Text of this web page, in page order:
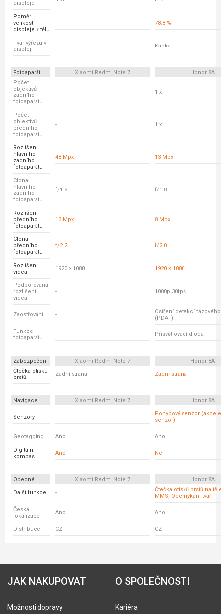
displeje
Poměr
velikosti
displeje k tělu
- 78.8 %
Tvar výřezu v
displeji
- Kapka
Fotoaparát Xiaomi Redmi Note 7
Honor 8A
Počet
objektivů
zadního
fotoaparátu
- 1 x
Počet
objektivů
předního
fotoaparátu
- 1 x
Rozlišení
hlavního
zadního
fotoaparátu
48 Mpx 13 Mpx
Clona
hlavního
zadního
fotoaparátu
f/1.8 f/1.8
Rozlišení
předního
fotoaparátu
13 Mpx 8 Mpx
Clona
předního
fotoaparátu
f/2.2 f/2.0
Rozlišení
videa
1920 × 1080 1920 × 1080
Podporovaná
rozlišení
videa
- 1080p 30fps
Zaostřování -
Ostření detekcí
(PDAF)
Funkce
fotoaparátu
- Přisvětlovací dioda
Zabezpečení Xiaomi Redmi Note 7
Honor 8A
Čtečka otisku
prstů
Zadní strana Zadní strana
Navigace Xiaomi Redmi Note 7 Honor 8A
Senzory -
Pohybový senzor
senzor)
Geotagging Ano Ano
Digitální
kompas
Ano Ne
Obecné Xiaomi Redmi Note 7
Honor 8A
Další funkce
-
Čtečka otisků prstů na
MMS, Odemykání tváří
Česká
lokalizace
Ano Ano
Distribuce CZ CZ
JAK NAKUPOVAT
Možnosti dopravy
O SPOLEČNOSTI
Kariéra